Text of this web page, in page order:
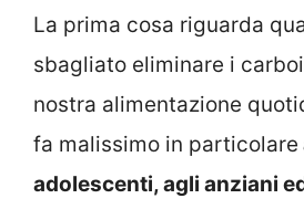
La prima cosa riguarda
sbagliato eliminare i
nostra alimentazione
fa malissimo in particolare
adolescenti, agli anziani